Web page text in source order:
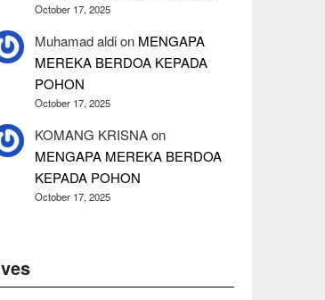
October 17, 2025
Muhamad aldion MENGAPA
MEREKA BERDOA KEPADA
POHON
October 17, 2025
KOMANG KRISNAon
MENGAPA MEREKA BERDOA
KEPADA POHON
October 17, 2025